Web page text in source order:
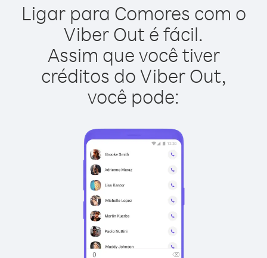
Ligar para Comores com o
Viber Out é fácil.
Assim que você tiver
créditos do Viber Out,
você pode: